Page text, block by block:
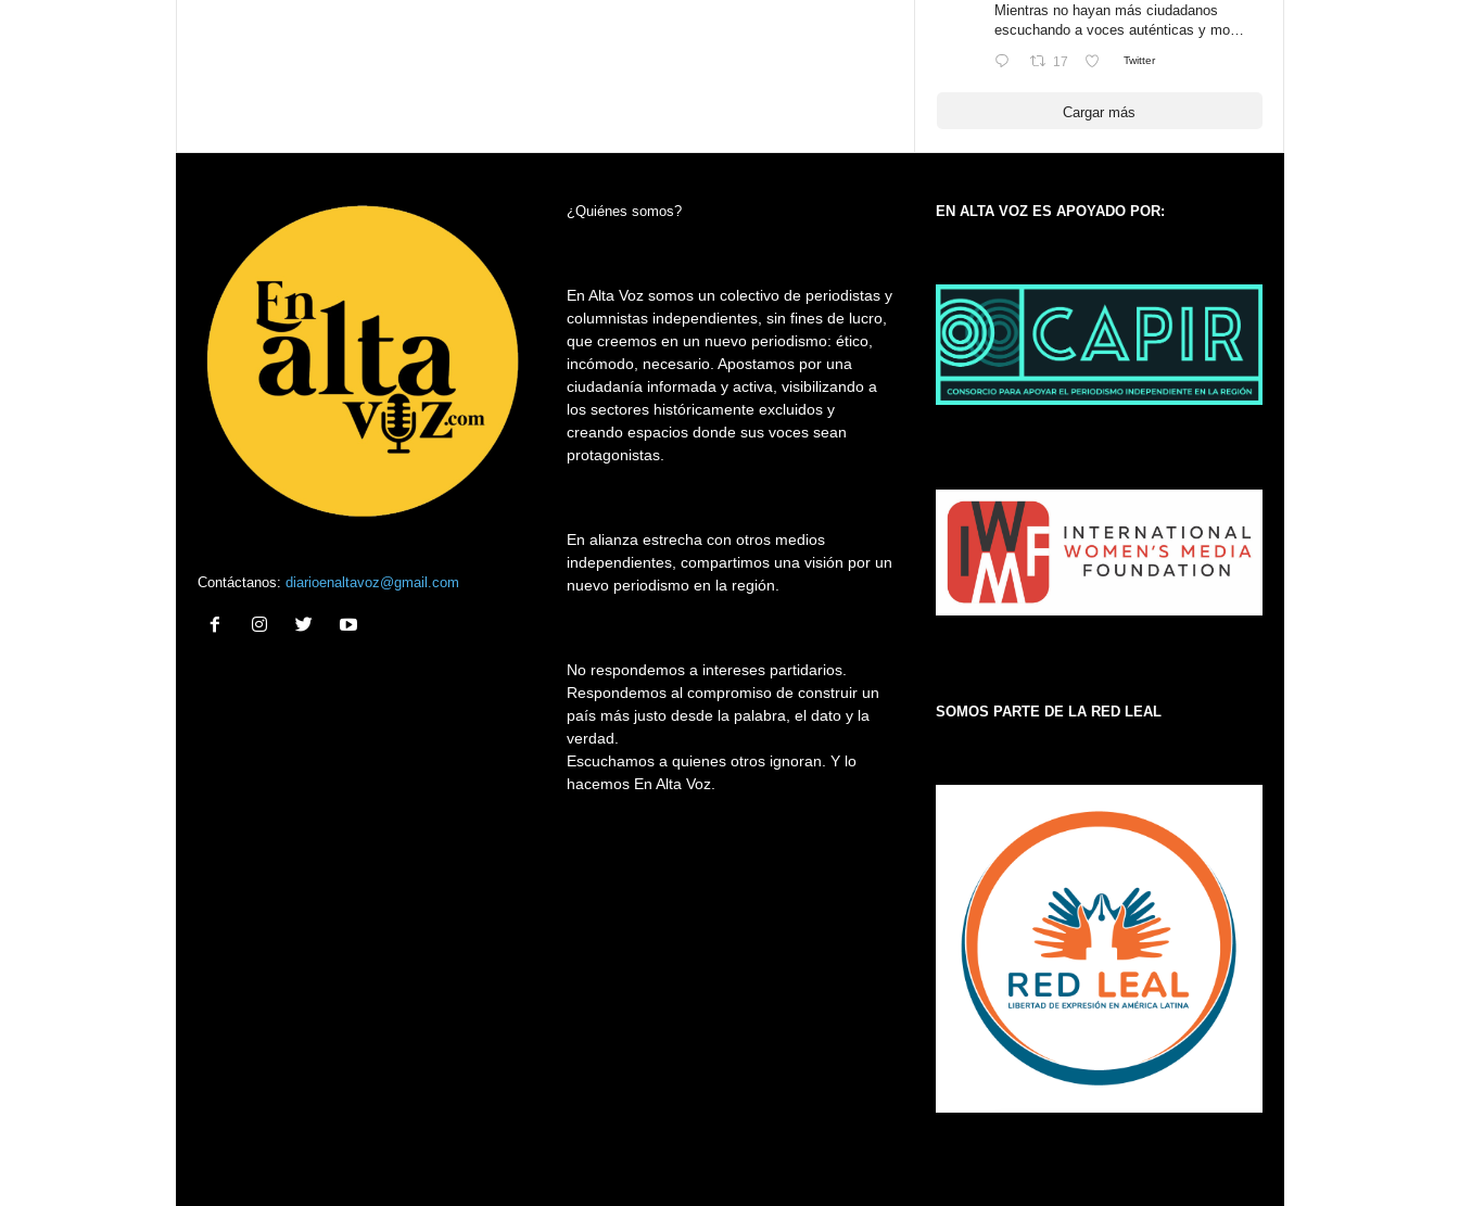
Mientras no hayan más ciudadanos
escuchando a voces auténticas y mo…
17 Twitter
Cargar más
Contáctanos: diarioenaltavoz@gmail.com
¿Quiénes somos?
En Alta Voz somos un colectivo de periodistas y
columnistas independientes, sin fines de lucro,
que creemos en un nuevo periodismo: ético,
incómodo, necesario. Apostamos por una
ciudadanía informada y activa, visibilizando a
los sectores históricamente excluidos y
creando espacios donde sus voces sean
protagonistas.
En alianza estrecha con otros medios
independientes, compartimos una visión por un
nuevo periodismo en la región.
No respondemos a intereses partidarios.
Respondemos al compromiso de construir un
país más justo desde la palabra, el dato y la
verdad.
Escuchamos a quienes otros ignoran. Y lo
hacemos En Alta Voz.
EN ALTA VOZ ES APOYADO POR:
SOMOS PARTE DE LA RED LEAL